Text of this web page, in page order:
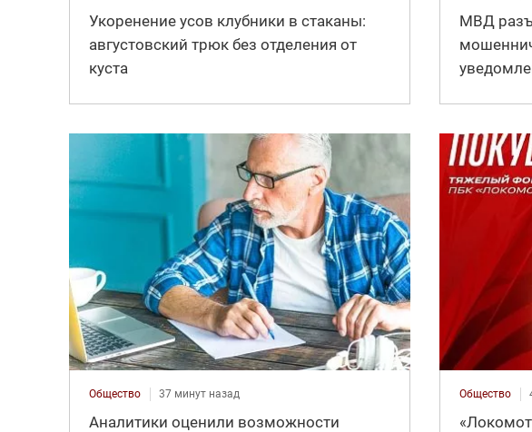
Укоренение усов клубники в стаканы:
августовский трюк без отделения от
куста
МВД
Общество 37 минут назад
Аналитики оценили возможности
Общество